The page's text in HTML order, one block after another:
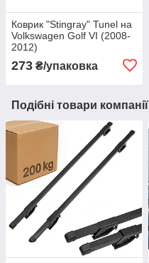
Коврик "Stingray" Tunel на
Volkswagen Golf VI (2008-
2012)
273 ₴/упаковка
Подібні товари компанії